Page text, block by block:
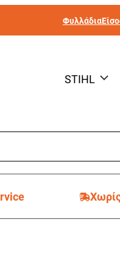
Φυλλάδια
STIHL